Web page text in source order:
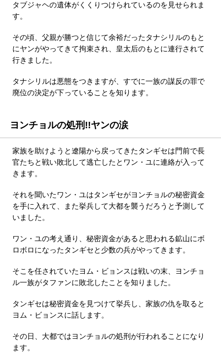
タブジャヘの遺体がくくりつけられているのを見せられま
す。
その頃、父親が勝つと信じて余裕だったタナシリルのもと
にヤンがやってきて拘束され、皇太后のもとに連行されて
行きました。
タナシリルは悪態をつきますが、すでに一族の謀反の罪で
廃位の決定が下っていることを知ります。
ヨンチョルの処刑!!ヤンの涙
家族を助けようと遼陽から戻ってきたタンギセは門前で長
官たちと戦い敗北して逃亡したとワン・ユに連絡が入って
きます。
それを聞いたワン・ユはタンギセがヨンチョルの秘密資金
を手に入れて、また挙兵して大都を襲うだろうと予測して
いました。
ワン・ユの考え通り、秘密資金があると思われる鉱山にボ
ロボロになったタンギセと少数の兵がやってきます。
そこを任されていたヨム・ビョンスは戦いの末、ヨンチョ
ル一族がタファンに敗北したことを知りました。
タンギセは秘密資金を見つけて挙兵し、家族の仇を取ると
ヨム・ビョンスに話します。
その日、大都ではヨンチョルの処刑が行われることになり
ます。